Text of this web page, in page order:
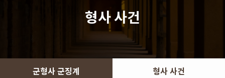
형사 사건
군형사 군징계 형사 사건